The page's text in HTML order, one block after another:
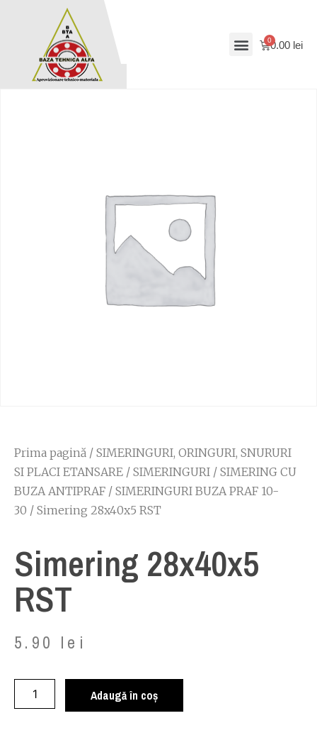
0.00 lei
Prima pagină / SIMERINGURI, ORINGURI, SNURURI
SI PLACI ETANSARE / SIMERINGURI / SIMERING CU
BUZA ANTIPRAF / SIMERINGURI BUZA PRAF 10-
30 / Simering 28x40x5 RST
Simering 28x40x5
RST
5.90 lei
Adaugă în coș